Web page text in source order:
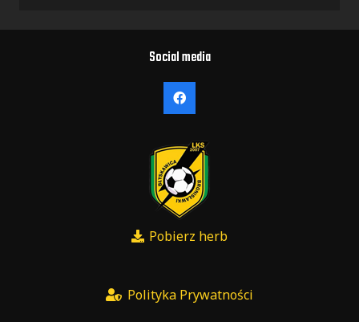
Social media
Pobierz herb
Polityka Prywatności